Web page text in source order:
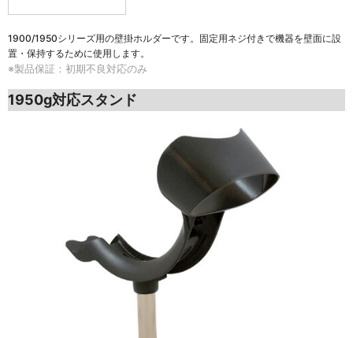
1900/1950シリーズ用の壁掛ホルダーです。固定用ネジ付きで機器を壁面に設
置・保持するために使用します。
※製品保証：初期不良対応のみ
1950g対応スタンド